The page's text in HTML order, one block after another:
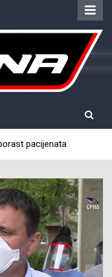
pacijenata